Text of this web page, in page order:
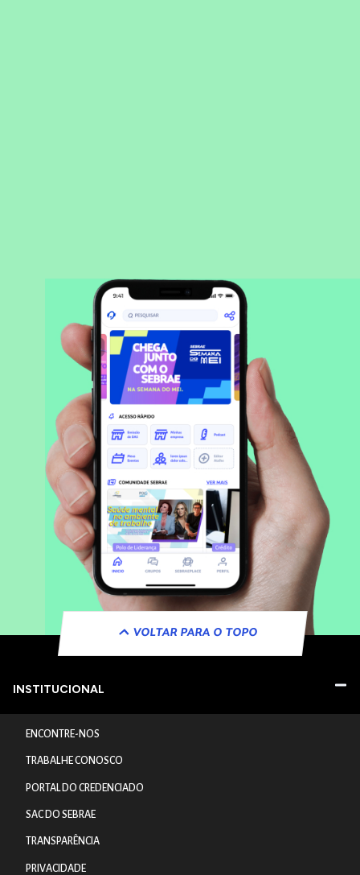
VOLTAR PARA O TOPO
INSTITUCIONAL
ENCONTRE-NOS
TRABALHE CONOSCO
PORTAL DO CREDENCIADO
SAC DO SEBRAE
TRANSPARÊNCIA
PRIVACIDADE